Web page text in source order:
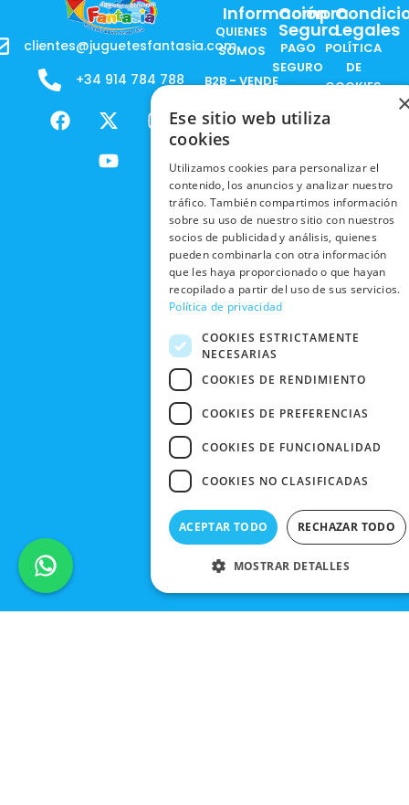
clientes@juguetesfantasia.com
+34 914 784 788
F
a
X
-
t
w
m
Y
o
u
t
Información
QUIENES
SOMOS
B2B - VENDE
PRODUCTOS
RESPONSABILIDAD
SOCIAL
TRABAJA
CON
NOSOTROS
NUESTRAS
TIENDAS
BLACK
FRIDAY
Compra
Segura
PAGO
SEGURO
NACIONALES
INTERNACIONALES
RECOGIDA
EN TIENDA
DEVOLUCIONES
Y CAMBIOS
CANCELAR
PEDIDO
Legales
POLÍTICA
DE
COOKIES
POLÍTICAS
EN RRSS
POLÍTICA DE
PRIVACIDAD
CONDICIONES
DE COMPRA
Ese sitio web utiliza
cookies
Utilizamos cookies para personalizar el
contenido, los anuncios y analizar nuestro
tráfico. También compartimos información
sobre su uso de nuestro sitio con nuestros
socios de publicidad y análisis, quienes
pueden combinarla con otra información
que les haya proporcionado o que hayan
recopilado a partir del uso de sus servicios.
Política de privacidad
COOKIES ESTRICTAMENTE
NECESARIAS
COOKIES DE RENDIMIENTO
COOKIES DE PREFERENCIAS
COOKIES DE FUNCIONALIDAD
COOKIES NO CLASIFICADAS
ACEPTAR TODO RECHAZAR TODO
MOSTRAR DETALLES